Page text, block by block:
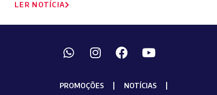
LER NOTÍCIA
PROMOÇÕES NOTÍCIAS